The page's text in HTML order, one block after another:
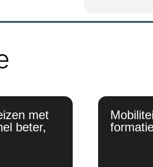
met
beter,